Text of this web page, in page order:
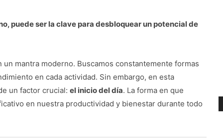
puede ser la clave para desbloquear un potencial de
mantra moderno. Buscamos constantemente formas
en cada actividad. Sin embargo, en esta
un factor crucial: el inicio del día. La forma en que
en nuestra productividad y bienestar durante todo